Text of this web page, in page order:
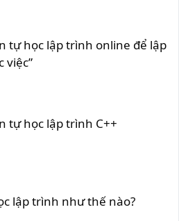
tự học lập trình online để lập
việc”
tự học lập trình C++
lập trình như thế nào?